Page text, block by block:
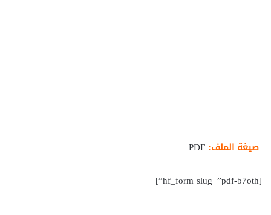
صيغة الملف:
[hf_form slug=”pdf-b7oth”]